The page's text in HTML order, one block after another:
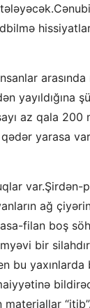
arasında
yayıldığına
az qala 200
yarasa
ağ
filan boş
bir silahdır
bu
“itib”.